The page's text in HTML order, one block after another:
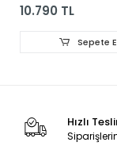
10.790 TL
Sepete
Hızlı